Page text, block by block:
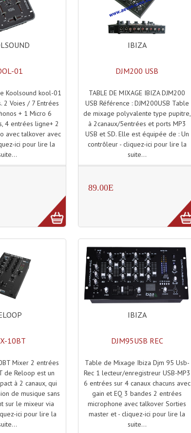
01
Koolsound kool-01
2 Voies / 7 Entrées
+ 1 Micro 6
4 entrées ligne+ 2
avec talkover avec
ici pour lire la
IBIZA
DJM200 USB
TABLE DE MIXAGE IBIZA DJM200
USB Référence : DJM200USB Table
de mixage polyvalente type pupitre,
à 2canaux/5entrées et ports MP3
USB et SD. Elle est équipée de : Un
contrôleur - cliquez-ici pour lire la
suite...
89.00E
10BT
Mixer 2 entrées
de Reloop est un
à 2 canaux, qui
de musique sans
sur le mixeur via
ici pour lire la
IBIZA
DJM95USB REC
Table de Mixage Ibiza Djm 95 Usb-
Rec 1 lecteur/enregistreur USB-MP3
6 entrées sur 4 canaux chacuns avec
gain et EQ 3 bandes 2 entrées
microphone avec talkover Sorties
master et - cliquez-ici pour lire la
suite...